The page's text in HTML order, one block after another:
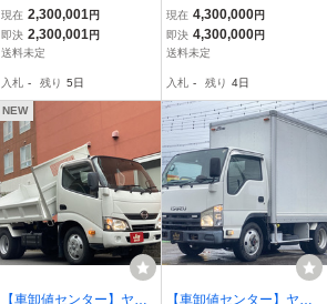
オク特価!コンドル 日本フ
ルハーフ アルミウイング
ワイド6.2mボディ 積載32
現在 2,300,001 円
即決 2,300,001 円
送料未定
入札 - 残り 5日
オク特価!コンドル アーム
ロール 増トン7.5トン 極
東フックロール JM07太
現在 4,300,000円
即決 4,300,000円
送料未定
入札 - 残り 4日
NEW
【車卸値センター】ヤフ
【車卸値センター】ヤフ